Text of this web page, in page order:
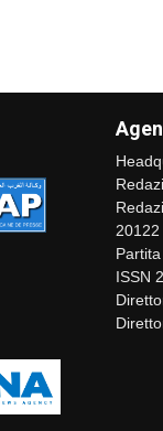
20122
ISSN